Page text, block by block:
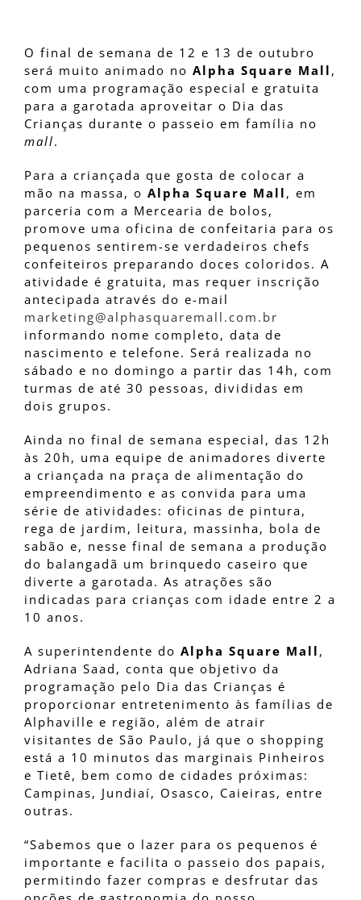
O final de semana de 12 e 13 de outubro
será muito animado no Alpha Square Mall ,
com uma programação especial e gratuita
para a garotada aproveitar o Dia das
Crianças durante o passeio em família no
mall.
Para a criançada que gosta de colocar a
mão na massa, o Alpha Square Mall , em
parceria com a Mercearia de bolos,
promove uma oficina de confeitaria para os
pequenos sentirem-se verdadeiros chefs
confeiteiros preparando doces coloridos. A
atividade é gratuita, mas requer inscrição
antecipada através do e-mail
marketing@alphasquaremall.com.br
informando nome completo, data de
nascimento e telefone. Será realizada no
sábado e no domingo a partir das 14h, com
turmas de até 30 pessoas, divididas em
dois grupos.
Ainda no final de semana especial, das 12h
às 20h, uma equipe de animadores diverte
a criançada na praça de alimentação do
empreendimento e as convida para uma
série de atividades: oficinas de pintura,
rega de jardim, leitura, massinha, bola de
sabão e, nesse final de semana a produção
do balangadã um brinquedo caseiro que
diverte a garotada. As atrações são
indicadas para crianças com idade entre 2 a
10 anos.
A superintendente do Alpha Square Mall ,
Adriana Saad, conta que objetivo da
programação pelo Dia das Crianças é
proporcionar entretenimento às famílias de
Alphaville e região, além de atrair
visitantes de São Paulo, já que o shopping
está a 10 minutos das marginais Pinheiros
e Tietê, bem como de cidades próximas:
Campinas, Jundiaí, Osasco, Caieiras, entre
outras.
“Sabemos que o lazer para os pequenos é
importante e facilita o passeio dos papais,
permitindo fazer compras e desfrutar das